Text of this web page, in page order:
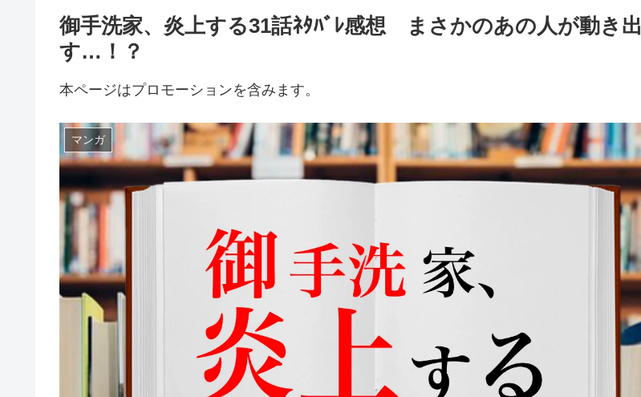
御手洗家、炎上する31話ﾈﾀﾊﾞﾚ感想 まさかのあの人が動き出
す…！？
本ページはプロモーションを含みます。
マンガ